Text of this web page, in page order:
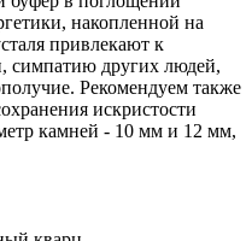
накопленной на
привлекают к
симпатию других людей,
Рекомендуем также
искристости
камней - 10 мм и 12 мм,